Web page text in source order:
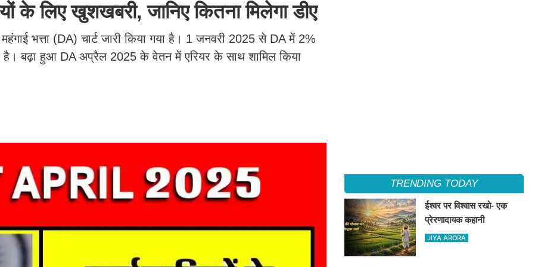
के लिए खुशखबरी, जानिए कितना मिलेगा डीए
महंगाई भत्ता (DA) चार्ट जारी किया गया है। 1 जनवरी 2025 से DA में 2%
बढ़ा हुआ DA अप्रैल 2025 के वेतन में एरियर के साथ शामिल किया
TRENDING TODAY
ईश्वर पर विश्वास रखो- एक
प्रेरणादायक कहानी
JIYA ARORA